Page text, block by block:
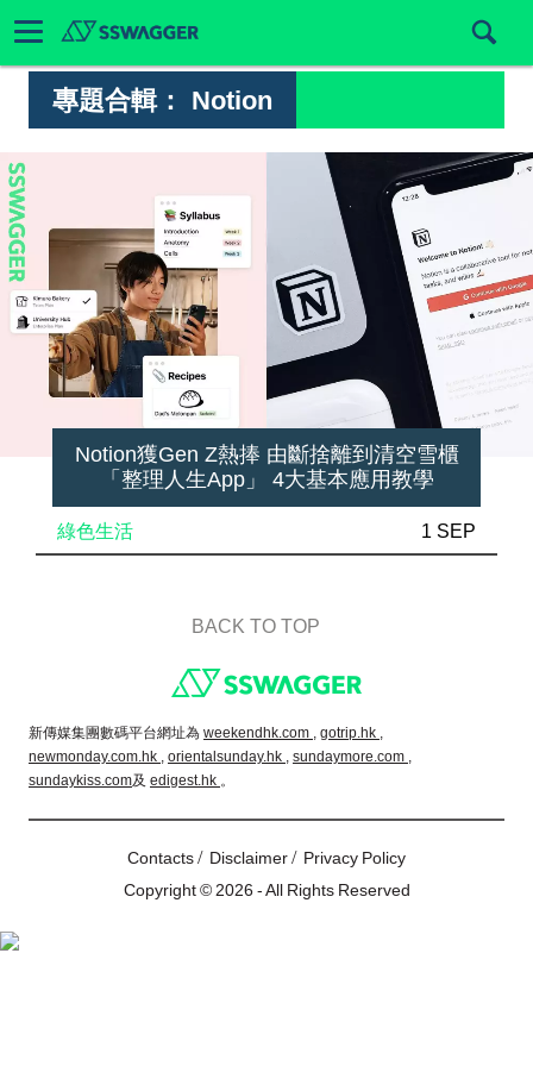
專題合輯： Notion
Notion獲Gen Z熱捧 由斷捨離到清空雪櫃
「整理人生App」 4大基本應用教學
綠色生活 1 SEP
BACK TO TOP
新傳媒集團數碼平台網址為 weekendhk.com , gotrip.hk ,
newmonday.com.hk , orientalsunday.hk , sundaymore.com ,
sundaykiss.com及 edigest.hk 。
Contacts/ Disclaimer/ Privacy Policy
Copyright © 2026 - All Rights Reserved